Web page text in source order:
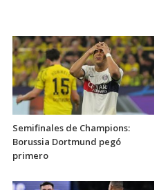
Semifinales de Champions:
Borussia Dortmund pegó
primero